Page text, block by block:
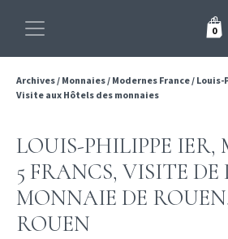
0
Archives/ Monnaies/ Modernes France/ Louis-
Visite aux Hôtels des monnaies
LOUIS-PHILIPPE IER,
5 FRANCS, VISITE DE
MONNAIE DE ROUEN,
ROUEN